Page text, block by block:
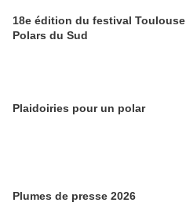
18e édition du festival Toulouse
Polars du Sud
Plaidoiries pour un polar
Plumes de presse 2026